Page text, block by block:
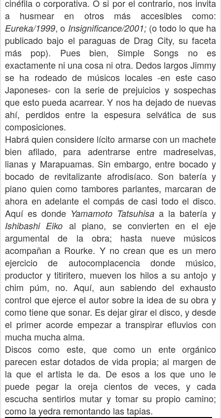
cinéfila o corporativa. O si por el contrario, nos invita
a husmear en otros más accesibles como:
Eureka/1999, o Insignificance/2001; (o todo lo que ha
publicado bajo el paraguas de Drag City, su faceta
más pop). Pues bien, Simple Songs no es
exactamente ni una cosa ni otra. Dedos largos Jimmy
se ha rodeado de músicos locales -en este caso
Japoneses- con la serie de prejuicios y sospechas
que esto pueda acarrear. Y nos ha dejado de nuevas
ahí, perdidos entre la espesura selvática de sus
composiciones.
Habrá quien considere lícito armarse con un machete
bien afilado, para adentrarse entre madreselvas,
lianas y Marapuamas. Sin embargo, entre bocado y
bocado de revitalizante afrodisíaco. Son batería y
piano quien como tambores parlantes, marcaran de
ahora en adelante el compás de casi todo el disco.
Aquí es donde Yamamoto Tatsuhisa a la batería y
Ishibashi Eiko al piano, se convierten en el eje
argumental de la obra; hasta nueve músicos
acompañan a Rourke. Y no crean que es un mero
ejercicio de autocomplacencia donde músico,
productor y titiritero, mueven los hilos a su antojo y
chim púm, no. Aquí, aun sabiendo del exhausto
control que ejerce el autor sobre la idea de su obra y
como tiene que sonar. Es dejar girar el disco, y desde
el primer acorde empezar a transpirar efluvios con
mucha mucha alma.
Discos como este, que como un ente orgánico
parecen estar dotados de vida propia; al margen de
la que el artista le da. De esos a los que uno le
puede pegar la oreja cientos de veces, y cada
escucha sentirlos mutar y tomar su propio camino;
como la yedra remontando las tapias.